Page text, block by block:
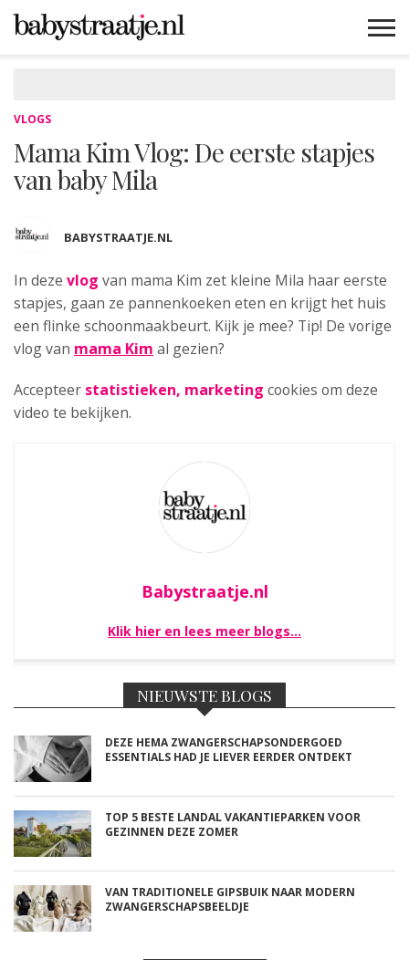
VLOGS
Mama Kim Vlog: De eerste stapjes
van baby Mila
BABYSTRAATJE.NL
In deze vlog van mama Kim zet kleine Mila haar eerste
stapjes, gaan ze pannenkoeken eten en krijgt het huis
een flinke schoonmaakbeurt. Kijk je mee? Tip! De vorige
vlog van mama Kim al gezien?
Accepteer statistieken, marketing cookies om deze
video te bekijken.
Babystraatje.nl
Klik hier en lees meer blogs…
NIEUWSTE BLOGS
DEZE HEMA ZWANGERSCHAPSONDERGOED
ESSENTIALS HAD JE LIEVER EERDER ONTDEKT
TOP 5 BESTE LANDAL VAKANTIEPARKEN VOOR
GEZINNEN DEZE ZOMER
VAN TRADITIONELE GIPSBUIK NAAR MODERN
ZWANGERSCHAPSBEELDJE